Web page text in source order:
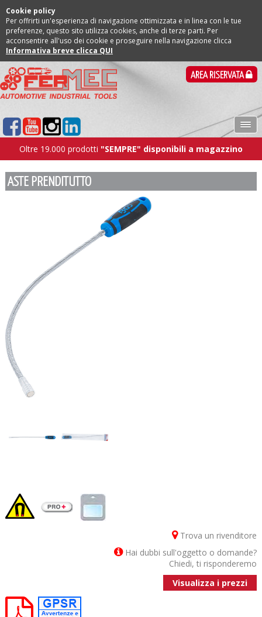
Cookie policy
Per offrirti un'esperienza di navigazione ottimizzata e in linea con le tue
preferenze, questo sito utilizza cookies, anche di terze parti. Per
acconsentire all'uso dei cookie e proseguire nella navigazione clicca
Informativa breve clicca QUI
AREA RISERVATA
Oltre 19.000 prodotti "SEMPRE" disponibili a magazzino
ASTE PRENDITUTTO
Trova un rivenditore
Hai dubbi sull'oggetto o domande?
Chiedi, ti risponderemo
Visualizza i prezzi